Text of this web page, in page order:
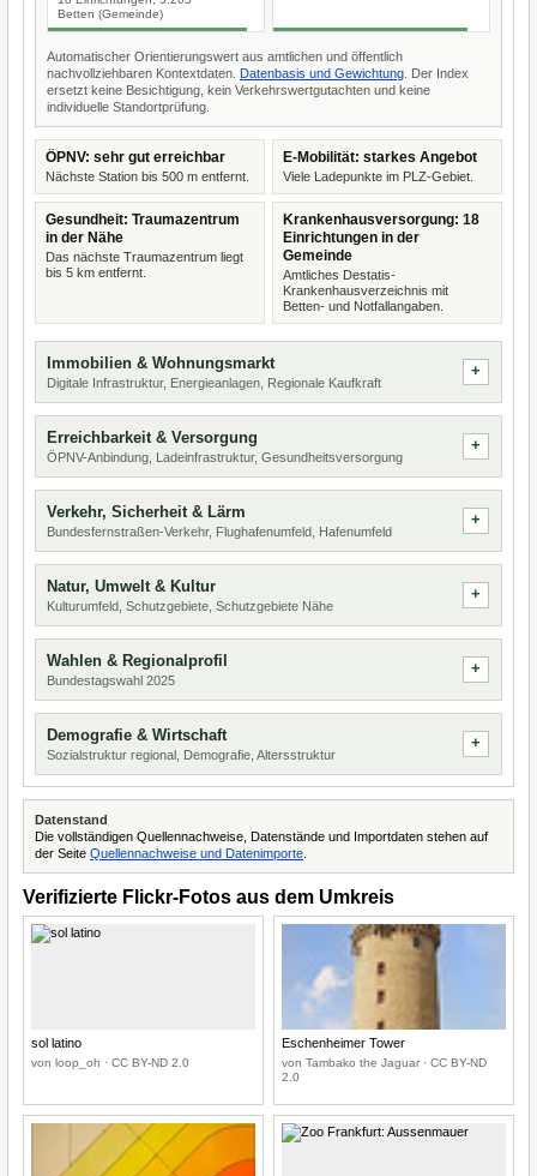
Betten (Gemeinde)
Automatischer Orientierungswert aus amtlichen und öffentlich
nachvollziehbaren Kontextdaten. Datenbasis und Gewichtung . Der Index
ersetzt keine Besichtigung, kein Verkehrswertgutachten und keine
individuelle Standortprüfung.
ÖPNV: sehr gut erreichbar
Nächste Station bis 500 m entfernt.
E-Mobilität: starkes Angebot
Viele Ladepunkte im PLZ-Gebiet.
Gesundheit: Traumazentrum
in der Nähe
Das nächste Traumazentrum liegt
bis 5 km entfernt.
Krankenhausversorgung: 18
Einrichtungen in der
Gemeinde
Amtliches Destatis-
Krankenhausverzeichnis mit
Betten- und Notfallangaben.
Immobilien & Wohnungsmarkt
Digitale Infrastruktur, Energieanlagen, Regionale Kaufkraft
Erreichbarkeit & Versorgung
ÖPNV-Anbindung, Ladeinfrastruktur, Gesundheitsversorgung
Verkehr, Sicherheit & Lärm
Bundesfernstraßen-Verkehr, Flughafenumfeld, Hafenumfeld
Natur, Umwelt & Kultur
Kulturumfeld, Schutzgebiete, Schutzgebiete Nähe
Wahlen & Regionalprofil
Bundestagswahl 2025
Demografie & Wirtschaft
Sozialstruktur regional, Demografie, Altersstruktur
Datenstand
Die vollständigen Quellennachweise, Datenstände und Importdaten stehen auf
der Seite Quellennachweise und Datenimporte
Verifizierte Flickr-Fotos aus dem Umkreis
sol latino
von loop_oh · CC BY-ND 2.0
Eschenheimer Tower
von Tambako the Jaguar · CC BY-ND
2.0